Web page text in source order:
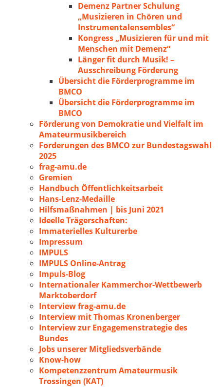
Demenz Partner Schulung
„Musizieren in Chören und
Instrumentalensembles“
Kongress „Musizieren für und mit
Menschen mit Demenz“
Länger fit durch Musik! –
Ausschreibung Förderung
Übersicht die Förderprogramme im
BMCO
Übersicht die Förderprogramme im
BMCO
Förderung von Demokratie und Vielfalt im
Amateurmusikbereich
Forderungen des BMCO zur Bundestagswahl
2025
frag-amu.de
Gremien
Handbuch Öffentlichkeitsarbeit
Hans-Lenz-Medaille
Hilfsmaßnahmen | bis Juni 2021
Ideelle Trägerschaften:
Immaterielles Kulturerbe
Impressum
IMPULS
IMPULS Online-Antrag
Impuls-Blog
Internationaler Kammerchor-Wettbewerb
Marktoberdorf
Interview frag-amu.de
Interview mit Thomas Kronenberger
Interview zur Engagemenstrategie des
Bundes
Jobs unserer Mitgliedsverbände
Know-how
Kompetenzzentrum Amateurmusik
Trossingen (KAT)